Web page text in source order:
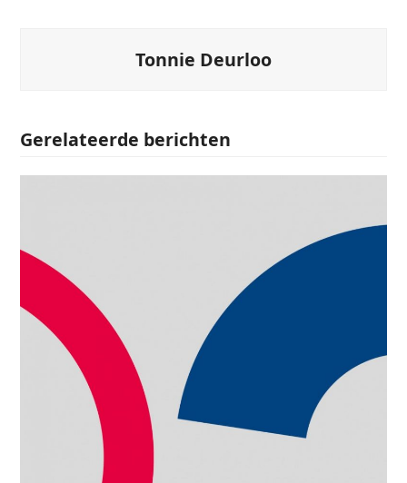
Tonnie Deurloo
Gerelateerde berichten